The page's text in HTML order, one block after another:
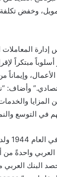
وخفض تكلفة
إدار ة
أسلوباً
وإيماناً من
.” وأضاف:
في التوسع
واحدةً من
خمس قارات. كما حصد